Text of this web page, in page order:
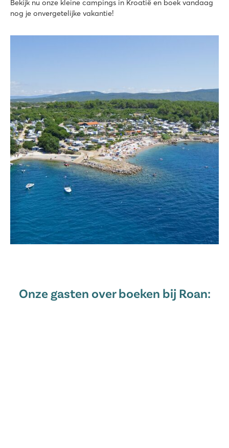
Kleine camping voor een rustige, ontspannen vakantie
Nieuw zwembad met kinderbad
Bekijk nu onze kleine campings in Kroatië en boek vandaag
nog je onvergetelijke vakantie!
Onze gasten over boeken bij Roan: